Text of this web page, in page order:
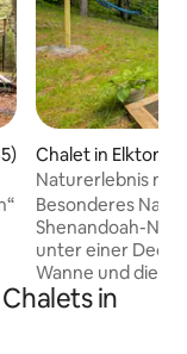
Bewertung:
Chalet in Elkton
Naturerlebnis mit
nahe SNP
Besonderes
Shenandoah-
unter einer
Wanne und die
lässt den Tag
in